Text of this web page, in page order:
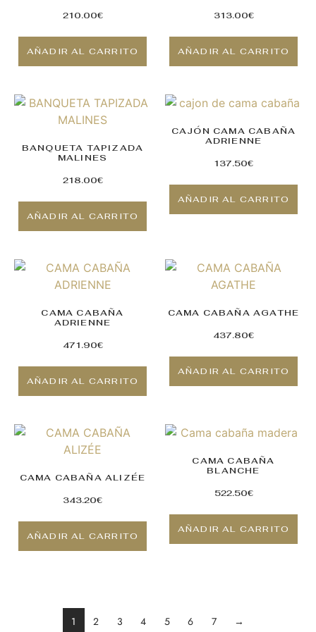
210.00€
AÑADIR AL CARRITO
313.00€
AÑADIR AL CARRITO
BANQUETA TAPIZADA
MALINES
218.00€
AÑADIR AL CARRITO
CAJÓN CAMA CABAÑA
ADRIENNE
137.50€
AÑADIR AL CARRITO
CAMA CABAÑA
ADRIENNE
471.90€
AÑADIR AL CARRITO
CAMA CABAÑA AGATHE
437.80€
AÑADIR AL CARRITO
CAMA CABAÑA ALIZÉE
343.20€
AÑADIR AL CARRITO
CAMA CABAÑA
BLANCHE
522.50€
AÑADIR AL CARRITO
1 2 3 4 5 6 7 →